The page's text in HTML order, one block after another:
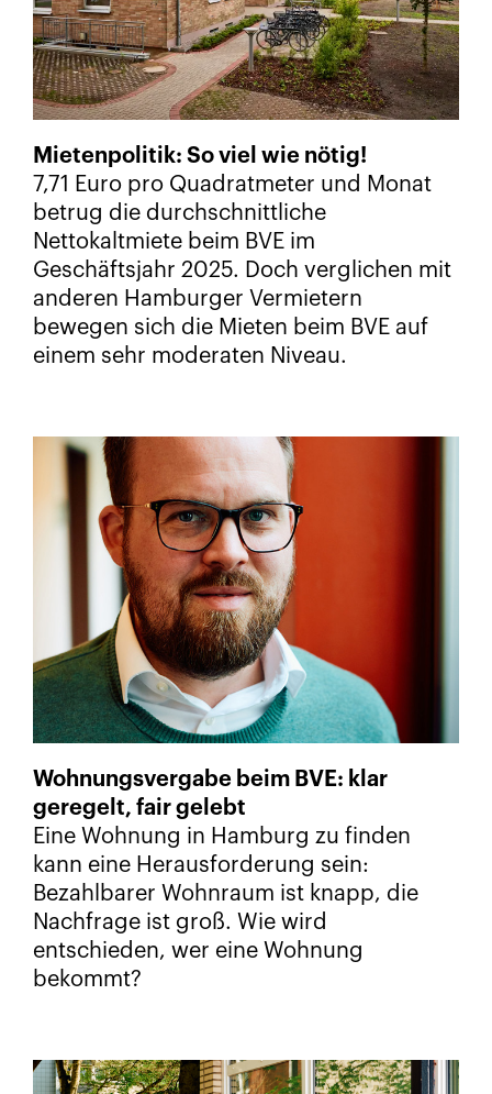
Mietenpolitik: So viel wie nötig!
7,71 Euro pro Quadratmeter und Monat
betrug die durchschnittliche
Nettokaltmiete beim BVE im
Geschäftsjahr 2025. Doch verglichen mit
anderen Hamburger Vermietern
bewegen sich die Mieten beim BVE auf
einem sehr moderaten Niveau.
Wohnungsvergabe beim BVE: klar
geregelt, fair gelebt
Eine Wohnung in Hamburg zu finden
kann eine Herausforderung sein:
Bezahlbarer Wohnraum ist knapp, die
Nachfrage ist groß. Wie wird
entschieden, wer eine Wohnung
bekommt?